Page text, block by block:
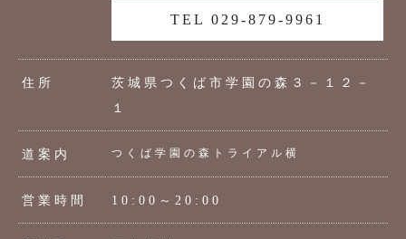
TEL 029-879-9961
住所
茨城県つくば市学園の森３－１２－
１
道案内 つくば学園の森トライアル横
営業時間 10:00～20:00